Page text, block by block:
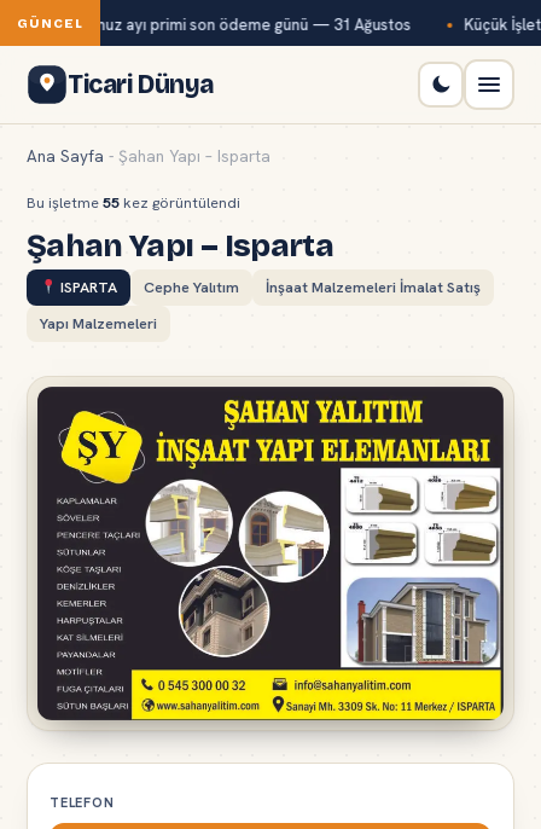
GÜNCEL
Kur temmuz ayı primi son ödeme günü — 31 Ağustos Küçük
Ticari Dünya
Ana Sayfa - Şahan Yapı – Isparta
Bu işletme55 kez görüntülendi
Şahan Yapı – Isparta
ISPARTA Cephe Yalıtım
İnşaat Malzemeleri İmalat Satış
Yapı Malzemeleri
TELEFON